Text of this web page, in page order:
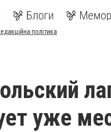
Блоги
політика
уже